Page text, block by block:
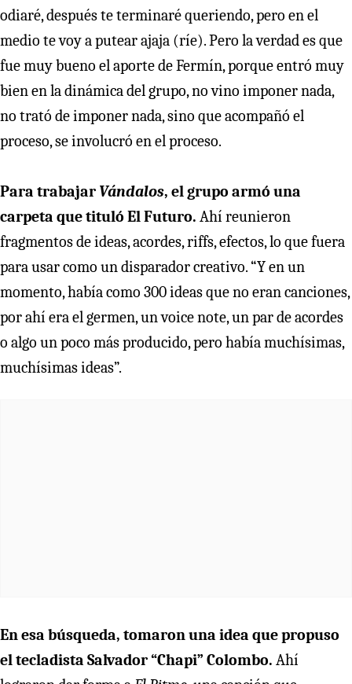
odiaré, después te terminaré queriendo, pero en el
medio te voy a putear ajaja (ríe). Pero la verdad es que
fue muy bueno el aporte de Fermín, porque entró muy
bien en la dinámica del grupo, no vino imponer nada,
no trató de imponer nada, sino que acompañó el
proceso, se involucró en el proceso.
Para trabajar Vándalos, el grupo armó una
carpeta que tituló El Futuro. Ahí reunieron
fragmentos de ideas, acordes, riffs, efectos, lo que fuera
para usar como un disparador creativo. “Y en un
momento, había como 300 ideas que no eran canciones,
por ahí era el germen, un voice note, un par de acordes
o algo un poco más producido, pero había muchísimas,
muchísimas ideas”.
En esa búsqueda, tomaron una idea que propuso
el tecladista Salvador “Chapi” Colombo. Ahí